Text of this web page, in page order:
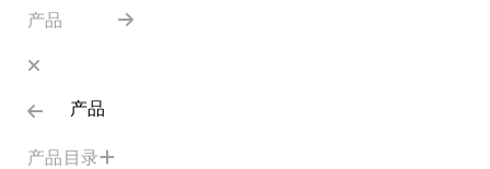
产品
产品
产品目录